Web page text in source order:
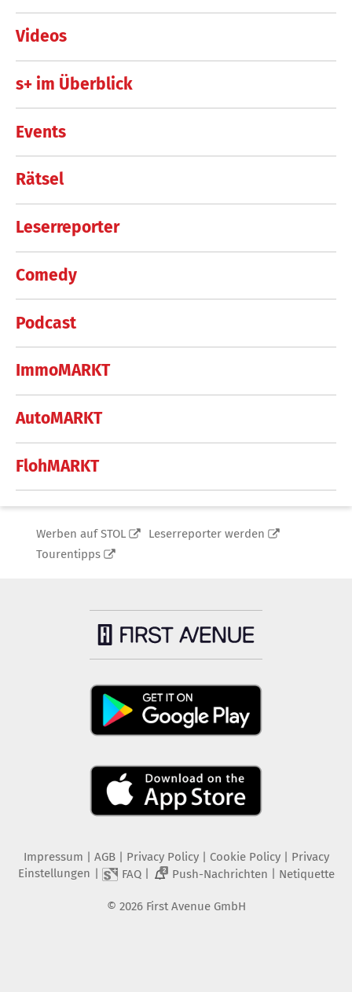
Videos
s+ im Überblick
Events
Rätsel
Leserreporter
Comedy
Podcast
ImmoMARKT
AutoMARKT
FlohMARKT
Werben auf STOL
Leserreporter werden
Tourentipps
Impressum AGB Privacy Policy| Cookie Policy| Privacy
Einstellungen
FAQ| 2 Push-Nachrichten Netiquette
© 2026 First Avenue GmbH